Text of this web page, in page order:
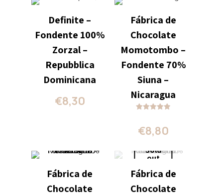
Definite –
Fondente 100%
Zorzal –
Repubblica
Dominicana
€8,30
Fábrica de
Chocolate
Momotombo –
Fondente 70%
Siuna –
Nicaragua
su 5
€8,80
Fábrica de
Chocolate
Sold
out
Fábrica de
Chocolate